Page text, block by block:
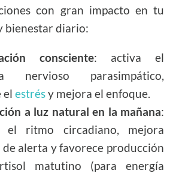
con gran impacto en tu
bienestar diario:
consciente: activa el
nervioso parasimpático,
el estrésy mejora el enfoque.
a luz natural en la mañana:
el ritmo circadiano, mejora
de alerta y favorece producción
matutino (para energía